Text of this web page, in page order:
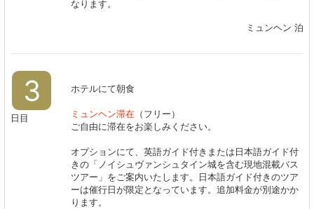
なります。
ミュンヘン 泊
3
日目
ホテルにて朝食
ミュンヘン滞在 （フリー）
ご自由に滞在をお楽しみください。
オプションにて、英語ガイド付きまたは日本語ガイド付
きの「ノイシュヴァンシュタイン城を含む現地混載バス
ツアー」をご案内いたします。​​​​​​​日本語ガイド付きのツア
ーは催行日が限定となっています。追加料金が別途かか
ります。​​​​​​​